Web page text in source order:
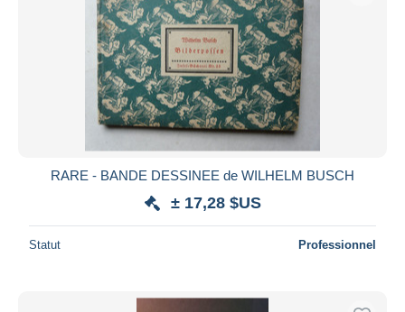
RARE - BANDE DESSINEE de WILHELM BUSCH
± 17,28 $US
Statut Professionnel